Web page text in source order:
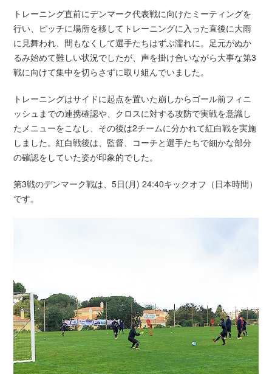
トレーニング直前にデンマーク代表戦に向けたミーティングを
行い、ピッチに場所を移してトレーニングに入った直後に大雨
に見舞われ、間もなくして選手たちはずぶ濡れに。足元がぬか
るみ始めて難しい状況でしたが、声を掛け合いながら大事な第3
戦に向けて集中を切らさずに取り組んでいました。
トレーニングはサイドに起点を置いた崩しからゴール前フィニ
ッシュまでの連携確認や、クロスに対する攻防で実戦を意識し
たメニューをこなし、その後は2チームに分かれて紅白戦を実施
しました。紅白戦後は、監督、コーチと選手たちで細かな部分
の確認をしていた姿が印象的でした。
第3戦のデンマーク戦は、5日(月) 24:40キックオフ（日本時間）
です。